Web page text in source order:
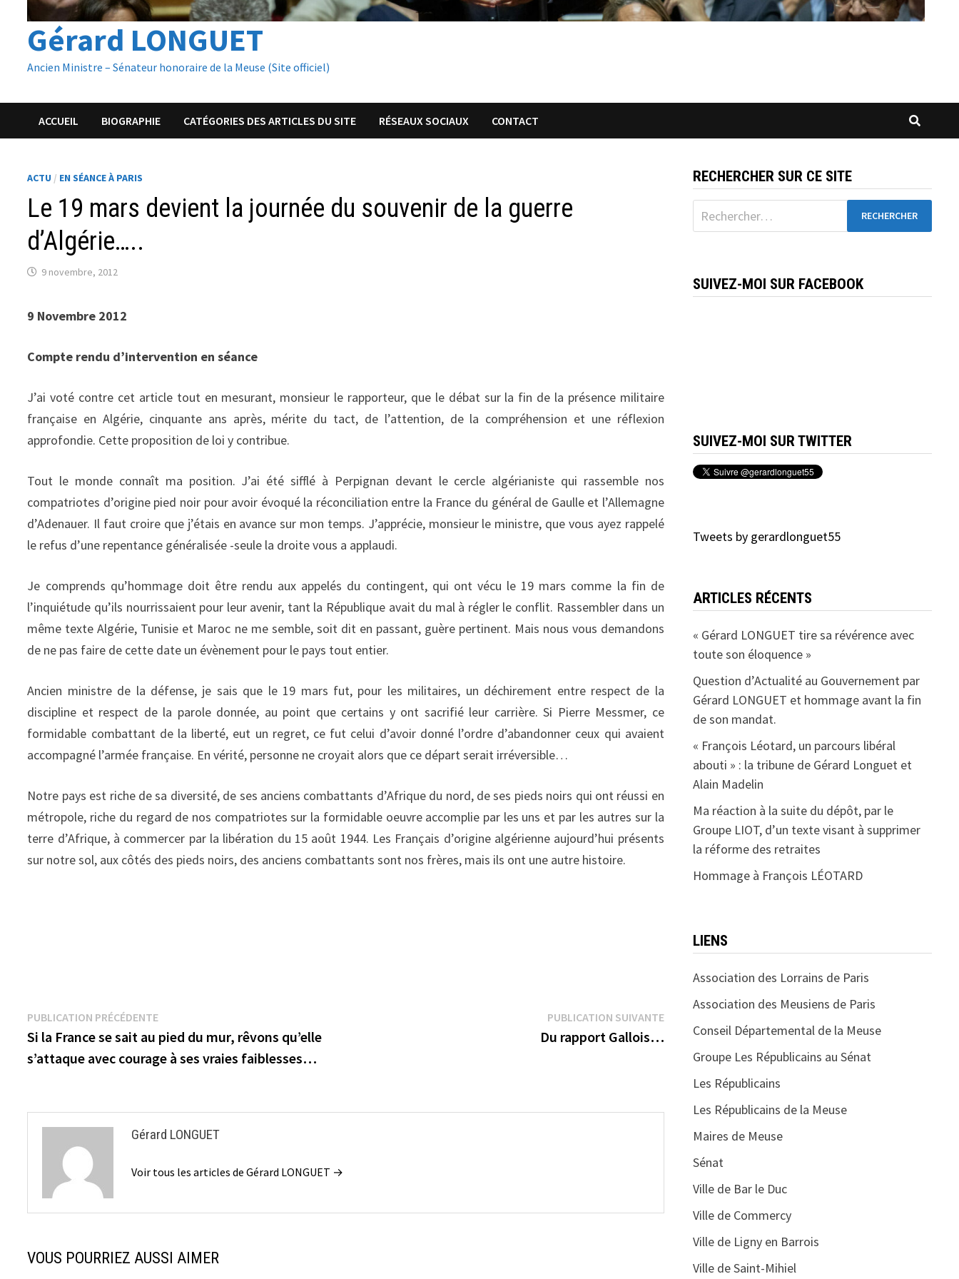
Gérard LONGUET
Ancien Ministre – Sénateur honoraire de la Meuse (Site officiel)
ACCUEIL BIOGRAPHIE CATÉGORIES DES ARTICLES DU SITE RÉSEAUX SOCIAUX CONTACT
ACTU / EN SÉANCE À PARIS
Le 19 mars devient la journée du souvenir de la guerre
d’Algérie…..
9 novembre, 2012
9 Novembre 2012
Compte rendu d’intervention en séance
J’ai voté contre cet article tout en mesurant, monsieur le rapporteur, que le débat sur la fin de la présence militaire
française en Algérie, cinquante ans après, mérite du tact, de l’attention, de la compréhension et une réflexion
approfondie. Cette proposition de loi y contribue.
Tout le monde connaît ma position. J’ai été sifflé à Perpignan devant le cercle algérianiste qui rassemble nos
compatriotes d’origine pied noir pour avoir évoqué la réconciliation entre la France du général de Gaulle et l’Allemagne
d’Adenauer. Il faut croire que j’étais en avance sur mon temps. J’apprécie, monsieur le ministre, que vous ayez rappelé
le refus d’une repentance généralisée -seule la droite vous a applaudi.
Je comprends qu’hommage doit être rendu aux appelés du contingent, qui ont vécu le 19 mars comme la fin de
l’inquiétude qu’ils nourrissaient pour leur avenir, tant la République avait du mal à régler le conflit. Rassembler dans un
même texte Algérie, Tunisie et Maroc ne me semble, soit dit en passant, guère pertinent. Mais nous vous demandons
de ne pas faire de cette date un évènement pour le pays tout entier.
Ancien ministre de la défense, je sais que le 19 mars fut, pour les militaires, un déchirement entre respect de la
discipline et respect de la parole donnée, au point que certains y ont sacrifié leur carrière. Si Pierre Messmer, ce
formidable combattant de la liberté, eut un regret, ce fut celui d’avoir donné l’ordre d’abandonner ceux qui avaient
accompagné l’armée française. En vérité, personne ne croyait alors que ce départ serait irréversible…
Notre pays est riche de sa diversité, de ses anciens combattants d’Afrique du nord, de ses pieds noirs qui ont réussi en
métropole, riche du regard de nos compatriotes sur la formidable oeuvre accomplie par les uns et par les autres sur la
terre d’Afrique, à commercer par la libération du 15 août 1944. Les Français d’origine algérienne aujourd’hui présents
sur notre sol, aux côtés des pieds noirs, des anciens combattants sont nos frères, mais ils ont une autre histoire.
Navigation
de
l’article
PUBLICATION PRÉCÉDENTEPublication
précédente :
Si la France se sait au pied du mur, rêvons qu’elle
s’attaque avec courage à ses vraies faiblesses…
PUBLICATION SUIVANTEPublication
suivante :
Du rapport Gallois…
Gérard LONGUET
Voir tous les articles de Gérard LONGUET →
VOUS POURRIEZ AUSSI AIMER
RECHERCHER SUR CE SITE
Rechercher :
SUIVEZ-MOI SUR FACEBOOK
SUIVEZ-MOI SUR TWITTER
Tweets by gerardlonguet55
ARTICLES RÉCENTS
« Gérard LONGUET tire sa révérence avec
toute son éloquence »
Question d’Actualité au Gouvernement par
Gérard LONGUET et hommage avant la fin
de son mandat.
« François Léotard, un parcours libéral
abouti » : la tribune de Gérard Longuet et
Alain Madelin
Ma réaction à la suite du dépôt, par le
Groupe LIOT, d’un texte visant à supprimer
la réforme des retraites
Hommage à François LÉOTARD
LIENS
Association des Lorrains de Paris
Association des Meusiens de Paris
Conseil Départemental de la Meuse
Groupe Les Républicains au Sénat
Les Républicains
Les Républicains de la Meuse
Maires de Meuse
Sénat
Ville de Bar le Duc
Ville de Commercy
Ville de Ligny en Barrois
Ville de Saint-Mihiel